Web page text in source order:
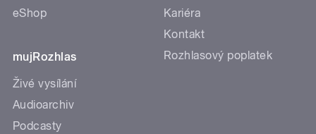
eShop
mujRozhlas
Živé vysílání
Audioarchiv
Podcasty
Kariéra
Kontakt
Rozhlasový poplatek